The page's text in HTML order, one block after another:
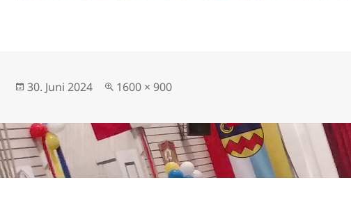
Veröffentlicht
30. Juni 2024 Originalgröße
1600 × 900